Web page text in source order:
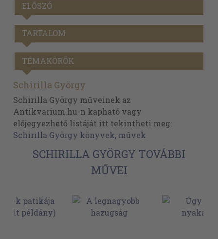
ELŐSZÓ
TARTALOM
TÉMAKÖRÖK
Schirilla György
Schirilla György műveinek az
Antikvarium.hu-n kapható vagy
előjegyezhető listáját itt tekintheti meg:
Schirilla György könyvek, művek
SCHIRILLA GYÖRGY TOVÁBBI
MŰVEI